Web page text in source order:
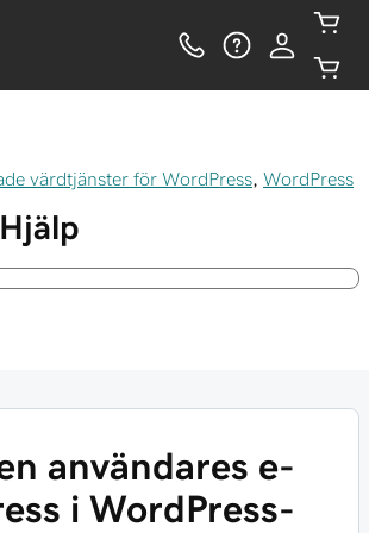
värdtjänster för WordPress WordPress
Hjälp
användares e-
i WordPress-